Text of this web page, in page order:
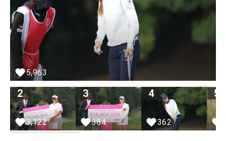
5,963
2
3,122
3
384
4
362
5